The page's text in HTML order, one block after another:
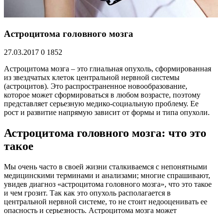
Астроцитома головного мозга
27.03.2017 0 1852
Астроцитома мозга – это глиальная опухоль, сформированная
из звездчатых клеток центральной нервной системы
(астроцитов). Это распространенное новообразование,
которое может сформироваться в любом возрасте, поэтому
представляет серьезную медико-социальную проблему. Ее
рост и развитие напрямую зависит от формы и типа опухоли.
Астроцитома головного мозга: что это
такое
Мы очень часто в своей жизни сталкиваемся с непонятными
медицинскими терминами и анализами; многие спрашивают,
увидев диагноз «астроцитома головного мозга», что это такое
и чем грозит. Так как это опухоль располагается в
центральной нервной системе, то не стоит недооценивать ее
опасность и серьезность. Астроцитома мозга может